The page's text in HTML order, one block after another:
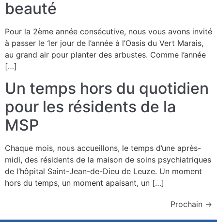
beauté
Pour la 2ème année consécutive, nous vous avons invité
à passer le 1er jour de l’année à l’Oasis du Vert Marais,
au grand air pour planter des arbustes. Comme l’année
[…]
Un temps hors du quotidien
pour les résidents de la
MSP
Chaque mois, nous accueillons, le temps d’une après-
midi, des résidents de la maison de soins psychiatriques
de l’hôpital Saint-Jean-de-Dieu de Leuze. Un moment
hors du temps, un moment apaisant, un […]
Prochain →